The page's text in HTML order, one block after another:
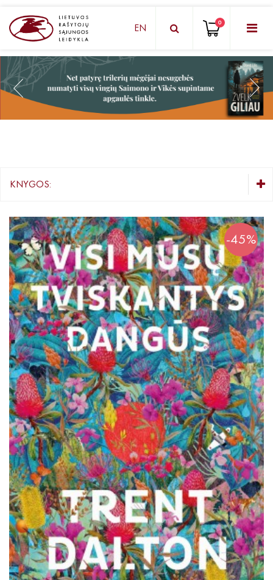
KNYGŲ DĖŽUTĖ - STAIGMENA
Grožinė literatūra
Knygos su autografais
KNYGOS PIGIAU
Išparduota
EN 0
KNYGOS:
Grožinė literatūra
Lietuvių autorių literatūra
Užsienio autorių literatūra
Trileriai, detektyvai
Klasika
Apsakymai, novelės
Poezija, pjesės
Esė
Pirmoji knyga (PK)
Lietuvių literatūros lobynas. XX amžius
Knygos vaikams ir paaugliams
Negrožinė literatūra
El. knygos
Audioknygos
Knygos su autografais
KNYGOS PIGIAU
Išparduota
-45%